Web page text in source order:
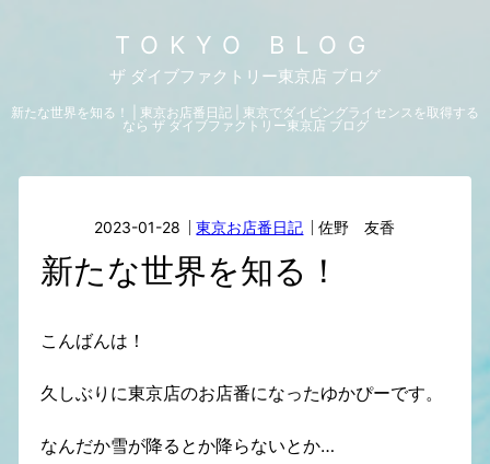
TOKYO BLOG
ザ ダイブファクトリー東京店 ブログ
新たな世界を知る！ | 東京お店番日記 | 東京でダイビングライセンスを取得する
なら ザ ダイブファクトリー東京店 ブログ
2023-01-28 東京お店番日記 佐野 友香
新たな世界を知る！
こんばんは！
久しぶりに東京店のお店番になったゆかぴーです。
なんだか雪が降るとか降らないとか…